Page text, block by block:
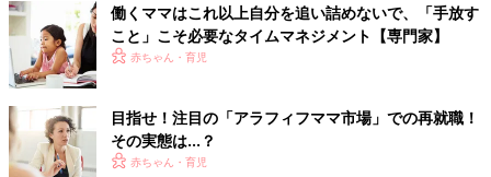
働くママはこれ以上自分を追い詰めないで、「手放す
こと」こそ必要なタイムマネジメント【専門家】
赤ちゃん・育児
目指せ！注目の「アラフィフママ市場」での再就職！
その実態は…？
赤ちゃん・育児